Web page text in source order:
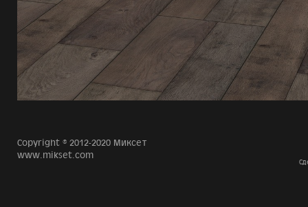
Copyright © 2012-2020 Миксет
www.mikset.com